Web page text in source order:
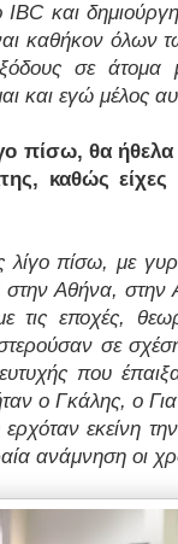
και
καθήκον
σε
και εγώ μέλος
πίσω, θα
καθώς είχες
λίγο πίσω, με
στην Αθήνα,
τις εποχές,
σε
που
ο Γκάλης, ο
ερχόταν εκείνη
ανάμνηση οι